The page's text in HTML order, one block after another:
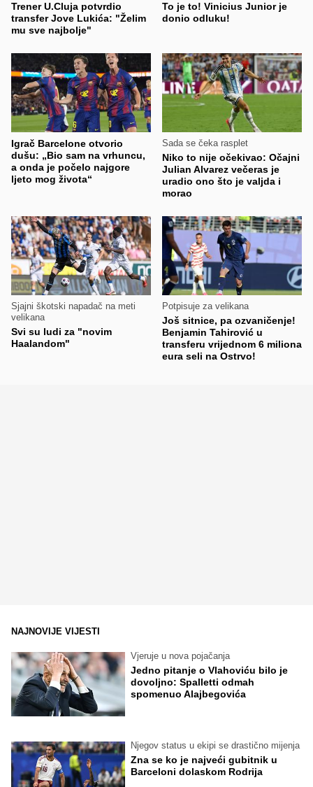
Trener U.Cluja potvrdio
transfer Jove Lukića: "Želim
mu sve najbolje"
To je to! Vinicius Junior je
donio odluku!
Igrač Barcelone otvorio
dušu: „Bio sam na vrhuncu,
a onda je počelo najgore
ljeto mog života“
Sada se čeka rasplet
Niko to nije očekivao: Očajni
Julian Alvarez večeras je
uradio ono što je valjda i
morao
Sjajni škotski napadač na meti
velikana
Svi su ludi za "novim
Haalandom"
Potpisuje za velikana
Još sitnice, pa ozvaničenje!
Benjamin Tahirović u
transferu vrijednom 6 miliona
eura seli na Ostrvo!
NAJNOVIJE VIJESTI
Vjeruje u nova pojačanja
Jedno pitanje o Vlahoviću bilo je
dovoljno: Spalletti odmah
spomenuo Alajbegovića
Njegov status u ekipi se drastično mijenja
Zna se ko je najveći gubitnik u
Barceloni dolaskom Rodrija